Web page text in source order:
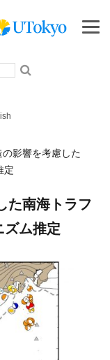
影響を考慮した
定
た南海トラフ
ズム推定